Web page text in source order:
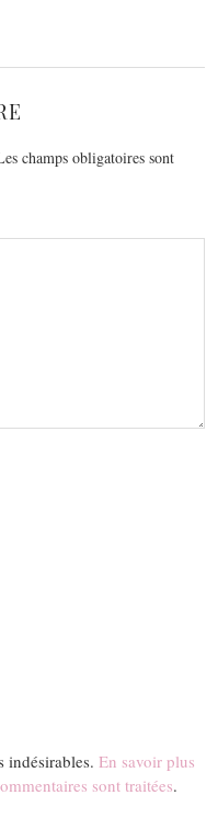
champs obligatoires sont
indésirables. En savoir plus
sont traitées.